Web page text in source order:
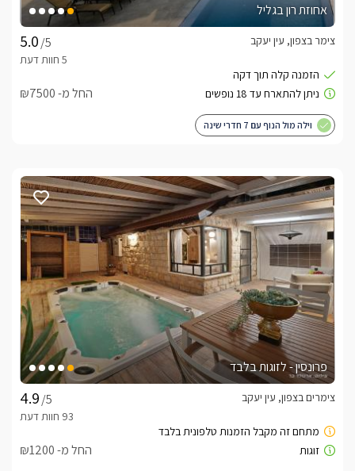
אחוזת רון בגליל
/5
צימר בצפון, עין יעקב
החל מ- ₪7500
וילה מול הנוף עם 7 חדרי שינה
פרונסין - לזוגות בלבד
/5
צימרים בצפון, עין יעקב
החל מ- ₪1200